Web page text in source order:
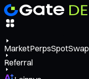
MarketPerpsSpotSwap
Referral